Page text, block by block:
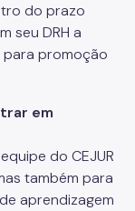
do prazo
seu DRH a
para promoção
em
do CEJUR
também para
aprendizagem